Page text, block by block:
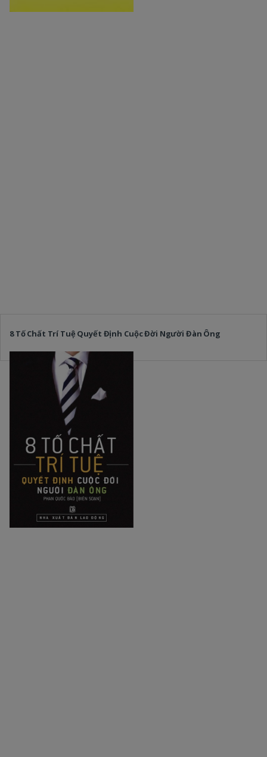
8 Tố Chất Trí Tuệ Quyết Định Cuộc Đời Người Đàn Ông